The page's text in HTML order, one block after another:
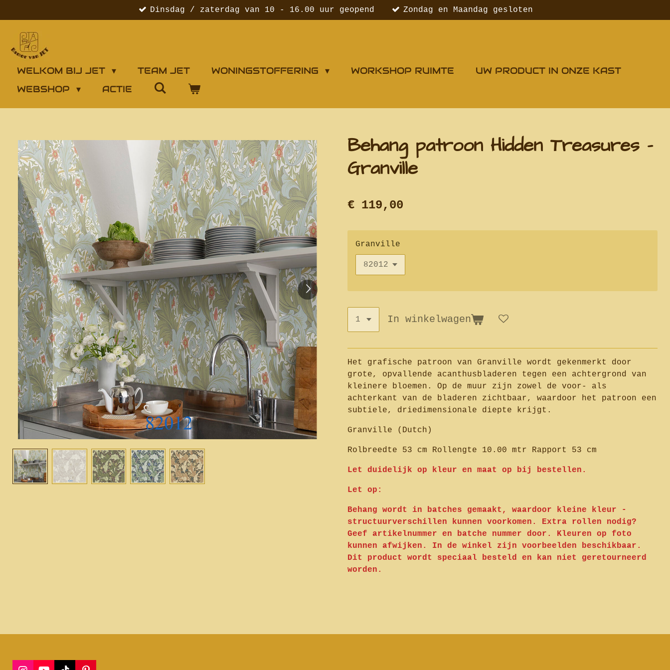
direct
naar
de
hoofdinhoud
Dinsdag / zaterdag van 10 - 16.00 uur geopend Zondag en Maandag gesloten
WELKOM BIJ JET TEAM JET WONINGSTOFFERING WORKSHOP RUIMTE
UW PRODUCT IN ONZE KAST
WEBSHOP
ACTIE
Behang patroon Hidden Treasures -
Granville
€ 119,00
Granville
In winkelwagen
Het grafische patroon van Granville wordt gekenmerkt door
grote, opvallende acanthusbladeren tegen een achtergrond van
kleinere bloemen. Op de muur zijn zowel de voor- als
achterkant van de bladeren zichtbaar, waardoor het patroon een
subtiele, driedimensionale diepte krijgt.
Granville (Dutch)
Rolbreedte 53 cm Rollengte 10.00 mtr Rapport 53 cm
Let duidelijk op kleur en maat op bij bestellen.
Let op:
Behang wordt in batches gemaakt, waardoor kleine kleur -
structuurverschillen kunnen voorkomen. Extra rollen nodig?
Geef artikelnummer en batche nummer door. Kleuren op foto
kunnen afwijken. In de winkel zijn voorbeelden beschikbaar.
Dit product wordt speciaal besteld en kan niet geretourneerd
worden.